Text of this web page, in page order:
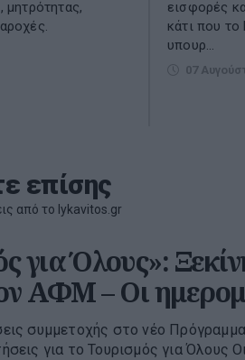
μητρότητας,
εισφορές
κάτι που
υπουρ...
07
επίσης
από το lykavitos.gr
για Όλους»:
ΑΦΜ – Οι
συμμετοχής στο νέο
για το Τουρισμός για Όλους